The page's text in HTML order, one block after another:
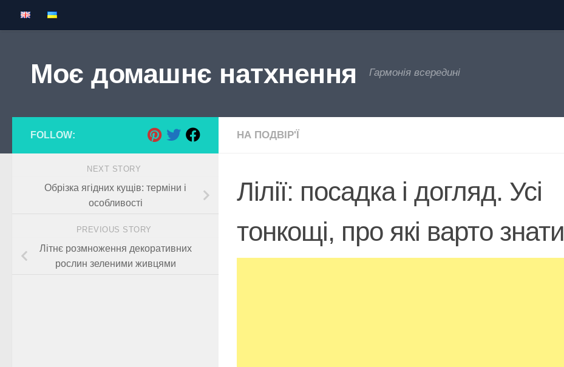
Skip to content
Моє домашнє натхнення Гармонія всередині
НА ПОДВІР'Ї
Лілії: посадка і догляд. Усі
тонкощі, про які варто знати
FOLLOW:
NEXT STORY
Обрізка ягідних кущів: терміни і
особливості
PREVIOUS STORY
Літнє розмноження декоративних
рослин зеленими живцями